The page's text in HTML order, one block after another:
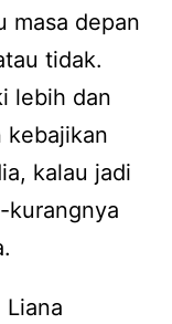
masa depan
tidak.
lebih dan
kebajikan
kalau jadi
kurangnya